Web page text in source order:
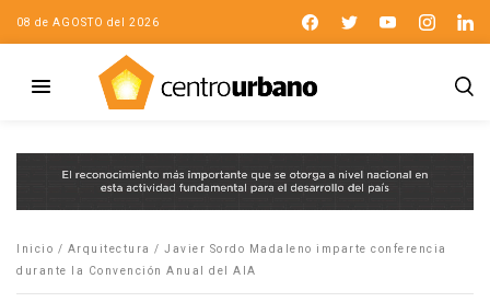
08 de AGOSTO del 2026
Inicio / Arquitectura / Javier Sordo Madaleno imparte conferencia
durante la Convención Anual del AIA